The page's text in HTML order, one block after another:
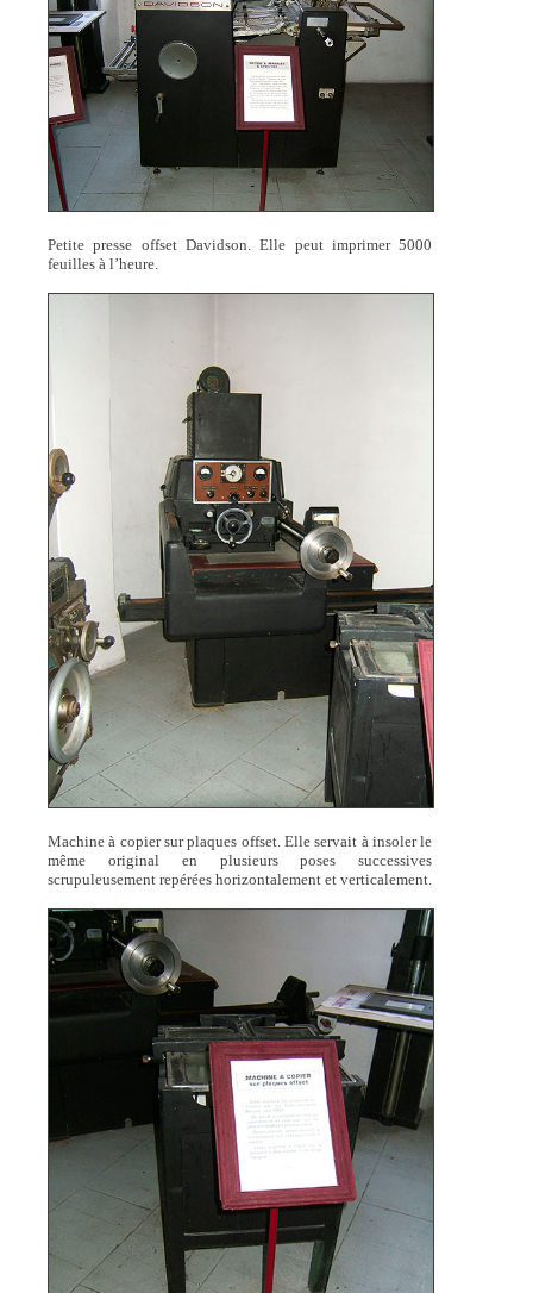
Petite presse offset Davidson. Elle peut imprimer 5000
feuilles à l’heure.
Machine à copier sur plaques offset. Elle servait à insoler le
même original en plusieurs poses successives
scrupuleusement repérées horizontalement et verticalement.